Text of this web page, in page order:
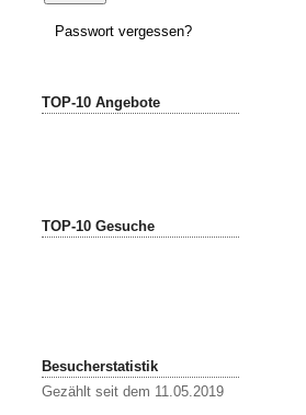
Passwort vergessen?
TOP-10 Angebote
TOP-10 Gesuche
Besucherstatistik
Gezählt seit dem 11.05.2019